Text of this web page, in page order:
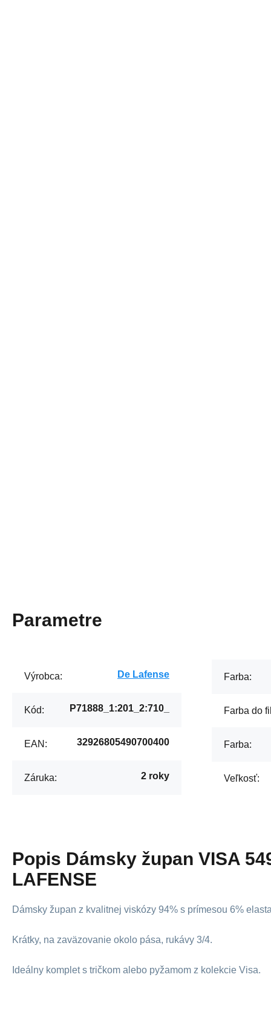
Parametre
Výrobca: De Lafense
Kód: P71888_1:201_2:710_
EAN: 32926805490700400
Záruka: 2 roky
Farba:
Farba do
Farba:
Veľkosť:
Popis Dámsky župan VISA
LAFENSE
Dámsky župan z kvalitnej viskózy 94% s prímesou 6%
Krátky, na zaväzovanie okolo pása, rukávy 3/4.
Ideálny komplet s tričkom alebo pyžamom z kolekcie Visa.